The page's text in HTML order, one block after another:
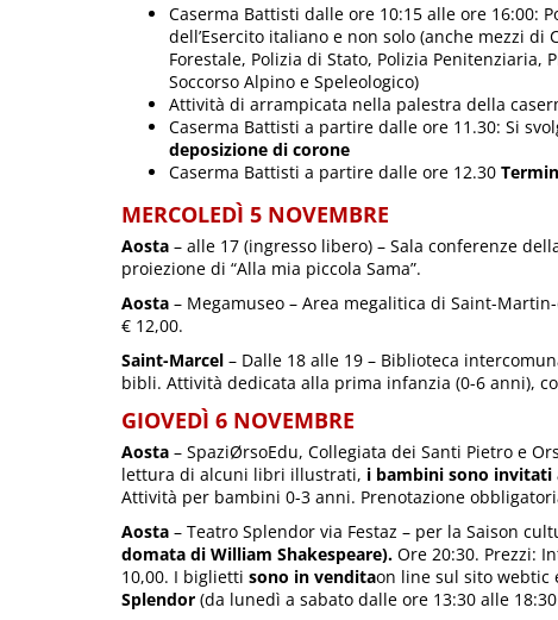
Caserma Battisti dalle ore 10:15 alle ore 16:00:
dell’Esercito italiano e non solo (anche mezzi
Forestale, Polizia di Stato, Polizia Penitenziaria,
Soccorso Alpino e Speleologico)
Attività di arrampicata nella palestra della
Caserma Battisti a partire dalle ore 11.30: Si
deposizione di corone
Caserma Battisti a partire dalle ore 12.30
MERCOLEDÌ 5 NOVEMBRE
Aosta – alle 17 (ingresso libero) – Sala conferenze
proiezione di “Alla mia piccola Sama”.
Aosta – Megamuseo – Area megalitica di Saint-
€ 12,00.
Saint-Marcel – Dalle 18 alle 19 – Biblioteca
bibli. Attività dedicata alla prima infanzia (0-6 anni),
GIOVEDÌ 6 NOVEMBRE
Aosta – SpaziØrsoEdu, Collegiata dei Santi Pietro e
lettura di alcuni libri illustrati, i bambini sono invitati
Attività per bambini 0-3 anni. Prenotazione
Aosta – Teatro Splendor via Festaz – per la Saison
domata di William Shakespeare). Ore 20:30. Prezzi:
10,00. I biglietti sono in venditaon line sul sito webtic
Splendor (da lunedì a sabato dalle ore 13:30 alle